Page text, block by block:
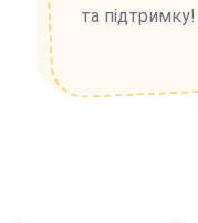
та підтримку!